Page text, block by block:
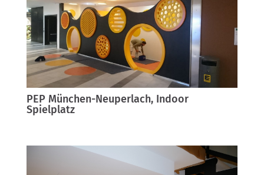
PEP München-Neuperlach, Indoor
Spielplatz